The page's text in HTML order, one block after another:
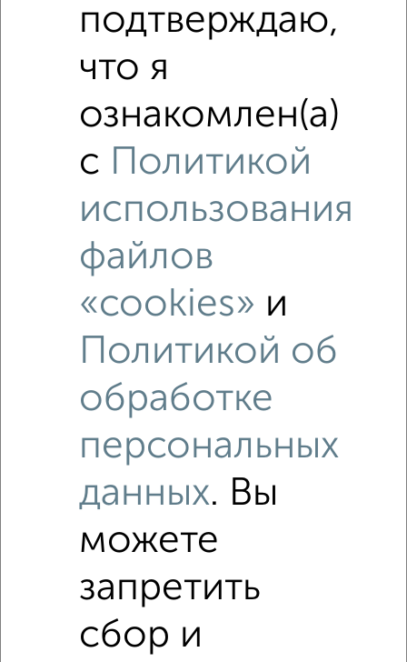
Похожие предложения рядом
Рядом, с меньшей ценой
Недалеко от Ермаковская с ценой ниже
подтверждаю,
что я
ознакомлен(а)
с Политикой
использования
файлов
«cookies» и
Политикой об
обработке
персональных
данных. Вы
можете
запретить
сбор и